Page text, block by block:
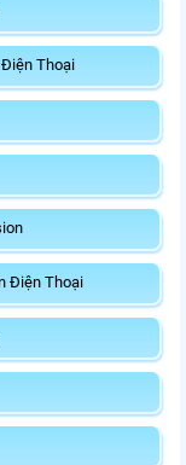
Thoại
Điện Thoại